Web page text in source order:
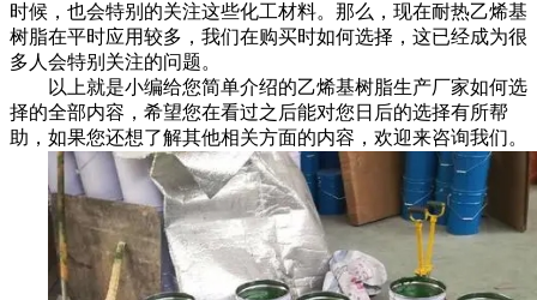
时候，也会特别的关注这些化工材料。那么，现在耐热乙烯基
树脂在平时应用较多，我们在购买时如何选择，这已经成为很
多人会特别关注的问题。
以上就是小编给您简单介绍的乙烯基树脂生产厂家如何选
择的全部内容，希望您在看过之后能对您日后的选择有所帮
助，如果您还想了解其他相关方面的内容，欢迎来咨询我们。